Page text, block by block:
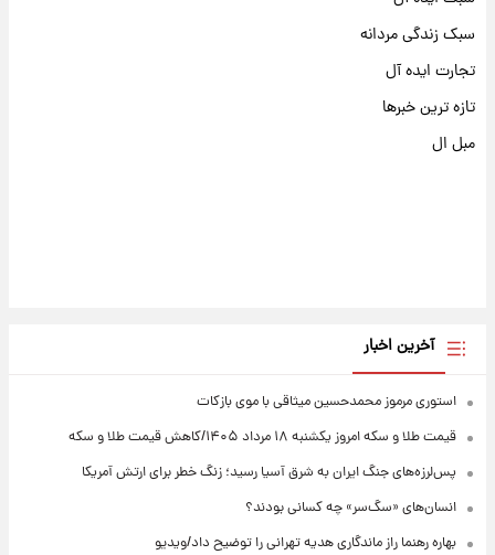
سبک زندگی مردانه
تجارت ایده آل
تازه ترین خبرها
مبل ال
آخرین اخبار
استوری مرموز محمدحسین میثاقی با موی بازکات
قیمت طلا و سکه امروز یکشنبه ۱۸ مرداد ۱۴۰۵/کاهش قیمت طلا و سکه
پس‌لرزه‌های جنگ ایران به شرق آسیا رسید؛ زنگ خطر برای ارتش آمریکا
انسان‌های «سگ‌سر» چه کسانی بودند؟
بهاره رهنما راز ماندگاری هدیه تهرانی را توضیح داد/ویدیو